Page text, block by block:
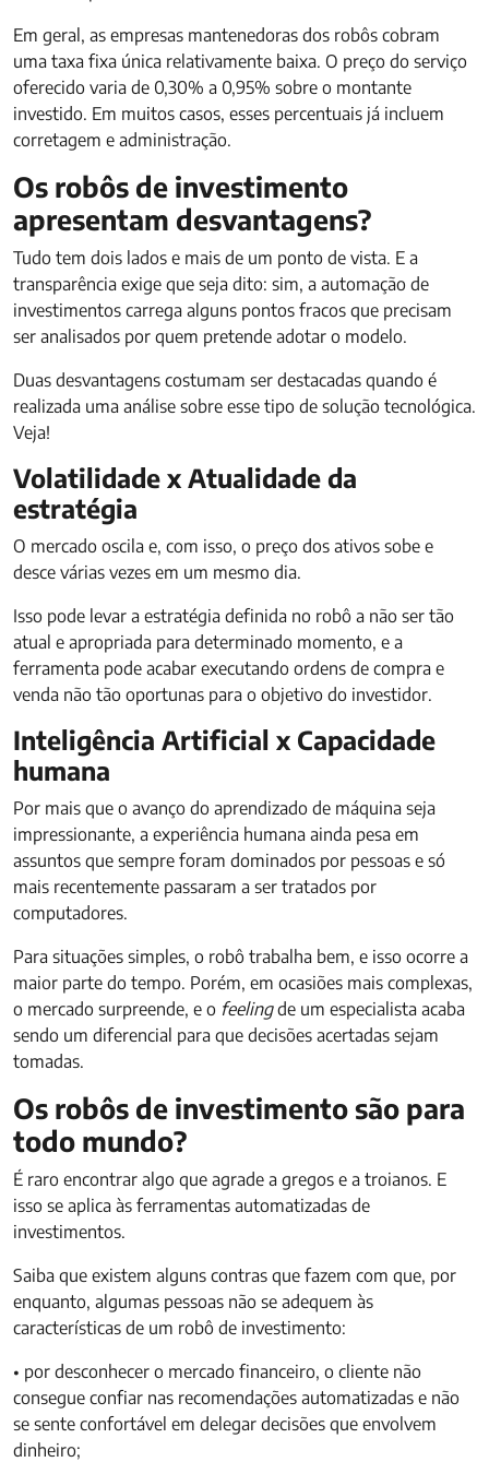
Em geral, as empresas mantenedoras dos robôs cobram
uma taxa fixa única relativamente baixa. O preço do serviço
oferecido varia de 0,30% a 0,95% sobre o montante
investido. Em muitos casos, esses percentuais já incluem
corretagem e administração.
Os robôs de investimento
apresentam desvantagens?
Tudo tem dois lados e mais de um ponto de vista. E a
transparência exige que seja dito: sim, a automação de
investimentos carrega alguns pontos fracos que precisam
ser analisados por quem pretende adotar o modelo.
Duas desvantagens costumam ser destacadas quando é
realizada uma análise sobre esse tipo de solução tecnológica.
Veja!
Volatilidade x Atualidade da
estratégia
O mercado oscila e, com isso, o preço dos ativos sobe e
desce várias vezes em um mesmo dia.
Isso pode levar a estratégia definida no robô a não ser tão
atual e apropriada para determinado momento, e a
ferramenta pode acabar executando ordens de compra e
venda não tão oportunas para o objetivo do investidor.
Inteligência Artificial x Capacidade
humana
Por mais que o avanço do aprendizado de máquina seja
impressionante, a experiência humana ainda pesa em
assuntos que sempre foram dominados por pessoas e só
mais recentemente passaram a ser tratados por
computadores.
Para situações simples, o robô trabalha bem, e isso ocorre a
maior parte do tempo. Porém, em ocasiões mais complexas,
o mercado surpreende, e o feelingde um especialista acaba
sendo um diferencial para que decisões acertadas sejam
tomadas.
Os robôs de investimento são para
todo mundo?
É raro encontrar algo que agrade a gregos e a troianos. E
isso se aplica às ferramentas automatizadas de
investimentos.
Saiba que existem alguns contras que fazem com que, por
enquanto, algumas pessoas não se adequem às
características de um robô de investimento:
• por desconhecer o mercado financeiro, o cliente não
consegue confiar nas recomendações automatizadas e não
se sente confortável em delegar decisões que envolvem
dinheiro;